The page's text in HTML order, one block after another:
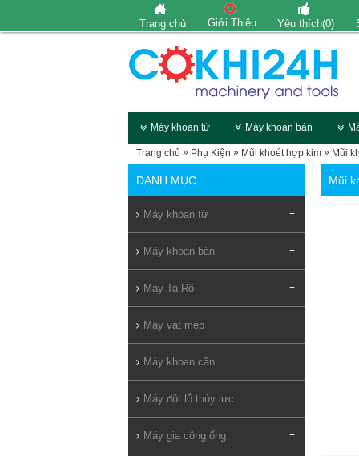
Trang chủ Giới Thiệu Yêu thích(0)
Máy khoan từ Máy khoan bàn
Trang chủ » Phụ Kiện » Mũi khoét hợp kim » Mũi
DANH MỤC
Máy khoan từ +
Máy khoan bàn +
Máy Ta Rô +
Máy vát mép
Máy khoan cần
Máy đột lỗ thủy lực
Máy gia công ống +
Mũi